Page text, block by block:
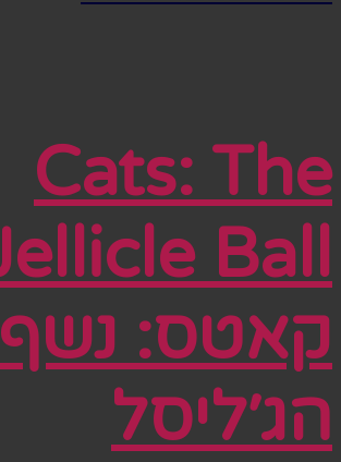
Cats: The
קאטס: נשף
הג׳ליסל